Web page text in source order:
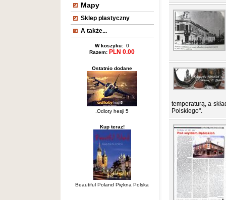
Mapy
Sklep plastyczny
A także...
W koszyku: 0
Razem: PLN 0.00
Ostatnio dodane
.Odloty hesji 5
Kup teraz!
Beautiful Poland Piękna Polska
temperaturą, a
Polskiego".